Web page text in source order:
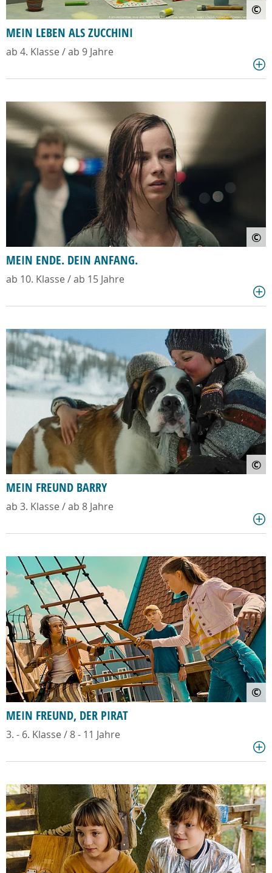
©
MEIN LEBEN ALS ZUCCHINI
ab 4. Klasse / ab 9 Jahre
©
MEIN ENDE. DEIN ANFANG.
ab 10. Klasse / ab 15 Jahre
©
MEIN FREUND BARRY
ab 3. Klasse / ab 8 Jahre
©
MEIN FREUND, DER PIRAT
3. - 6. Klasse / 8 - 11 Jahre